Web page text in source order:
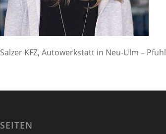
Salzer KFZ, Autowerkstatt in Neu-Ulm – Pfuhl
SEITEN